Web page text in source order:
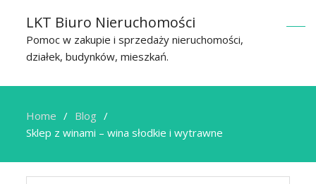
LKT Biuro Nieruchomości
Pomoc w zakupie i sprzedaży nieruchomości,
działek, budynków, mieszkań.
Home
Blog
Sklep z winami – wina słodkie i wytrawne